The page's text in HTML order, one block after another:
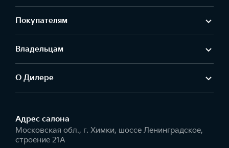
Покупателям
Владельцам
О Дилере
Адрес салонa
Московская обл., г. Химки, шоссе Ленинградское,
строение 21А